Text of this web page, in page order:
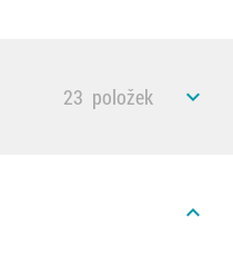
23 položek expand_less
expand_less